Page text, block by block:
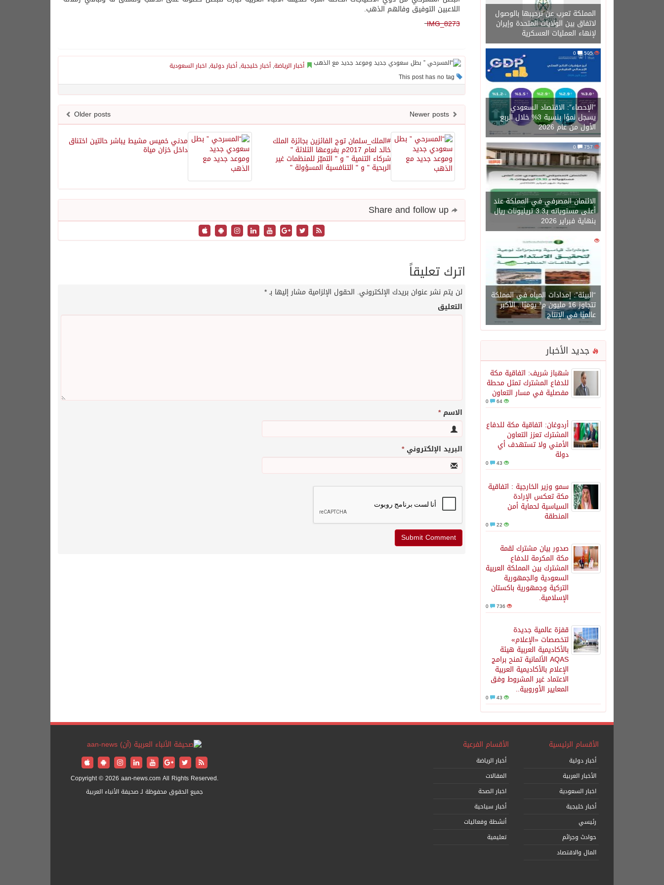
المملكة تعرب عن ترحيبها بالوصول
لاتفاق بين الولايات المتحدة وإيران
لإنهاء العمليات العسكرية
505
“الإحصاء”: الاقتصاد السعودي
يسجل نموًا بنسبة 3% خلال الربع
الأول من عام 2026
757
0
الائتمان المصرفي في المملكة عند
أعلى مستوياته بـ3.3 تريليونات ريال
بنهاية فبراير 2026
1450
“البيئة”: إمدادات المياه في المملكة
تتجاوز 16 مليون م³ يوميًا.. الأكبر
عالميًا في الإنتاج
جديد الأخبار
شهباز شريف: اتفاقية مكة
للدفاع المشترك تمثل محطة
مفصلية في مسار التعاون
64
أردوغان: اتفاقية مكة للدفاع
المشترك تعزز التعاون
الأمني ولا تستهدف أي
دولة
43
سمو وزير الخارجية : اتفاقية
مكة تعكس الإرادة
السياسية لحماية أمن
المنطقة
22
صدور بيان مشترك لقمة
مكة المكرمة للدفاع
المشترك بين المملكة العربية
السعودية والجمهورية
التركية وجمهورية باكستان
الإسلامية.
736
قفزة عالمية جديدة
لتخصصات «الإعلام»
بالأكاديمية العربية هيئة
AQAS الألمانية تمنح برامج
الإعلام بالأكاديمية العربية
الاعتماد غير المشروط وفق
المعايير الأوروبية..
43
اللاعبين التوفيق وفالهم الذهب.
IMG_8273
أخبار الرياضة, أخبار خليجية, أخبار دولية, اخبار السعودية
Older posts
مدني خميس مشيط يباشر حالتين اختناق
داخل خزان مياة
#الملك_سلمان توج الفائزين بجائزة الملك
خالد لعام 2017م بفروعها الثلاثة "
شركاء التنمية " و " التميّز للمنظمات غير
الربحية " و " التنافسية المسؤولة "
اترك تعليقاً
لن يتم نشر عنوان بريدك الإلكتروني. الحقول الإلزامية مشار إليها بـ*
التعليق
الاسم*
البريد الإلكتروني*
الأقسام الرئيسية
أخبار دولية
الأخبار العربية
اخبار السعودية
أخبار خليجية
رئيسي
حوادث وجرائم
المال والاقتصاد
الأقسام الفرعية
أخبار الرياضة
المقالات
اخبار الصحة
أخبار سياحية
أنشطة وفعاليات
تعليمية
Copyright © 2026 aan-news.com All Rights Reserved.
جميع الحقوق محفوظة لـ صحيفة الأنباء العربية